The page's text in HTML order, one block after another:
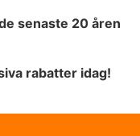
senaste 20 åren
rabatter idag!